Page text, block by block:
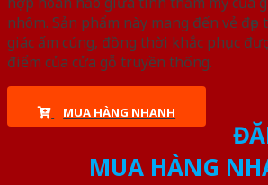
nhôm. Sản phẩm này mang đến vẻ
giác ấm cúng, đồng thời khắc phục
điểm của cửa gỗ truyền thống.
MUA HÀNG NHANH
MUA HÀNG